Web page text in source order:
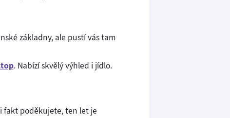
základny, ale pustí vás tam
. Nabízí skvělý výhled i jídlo.
fakt poděkujete, ten let je